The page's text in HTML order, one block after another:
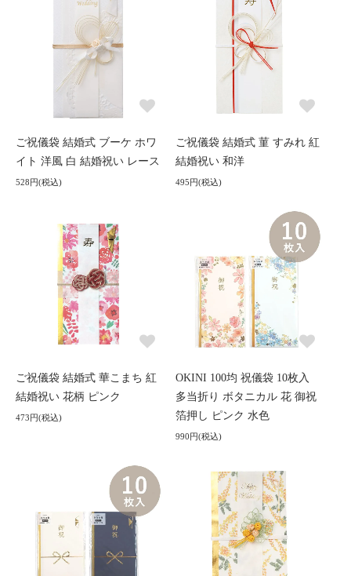
ご祝儀袋 結婚式 ブーケ ホワ
イト 洋風 白 結婚祝い レース
528円(税込)
ご祝儀袋 結婚式 菫 すみれ 紅
結婚祝い 和洋
495円(税込)
ご祝儀袋 結婚式 華こまち 紅
結婚祝い 花柄 ピンク
473円(税込)
OKINI 100均 祝儀袋 10枚入
多当折り ボタニカル 花 御祝
箔押し ピンク 水色
990円(税込)